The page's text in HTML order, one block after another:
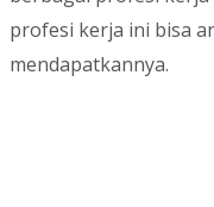
profesi kerja ini bisa
mendapatkannya.